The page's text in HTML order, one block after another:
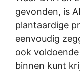
gevonden, is
plantaardige
eenvoudig
ook
binnen kunt